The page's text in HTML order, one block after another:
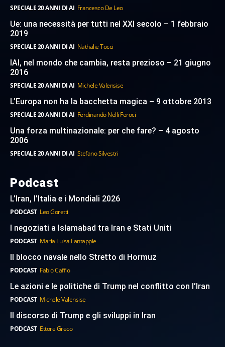
SPECIALE 20 ANNI DI AI Francesco De Leo
Ue: una necessità per tutti nel XXI secolo – 1 febbraio
2019
SPECIALE 20 ANNI DI AI Nathalie Tocci
IAI, nel mondo che cambia, resta prezioso – 21 giugno
2016
SPECIALE 20 ANNI DI AI Michele Valensise
L’Europa non ha la bacchetta magica – 9 ottobre 2013
SPECIALE 20 ANNI DI AI Ferdinando Nelli Feroci
Una forza multinazionale: per che fare? – 4 agosto
2006
SPECIALE 20 ANNI DI AI Stefano Silvestri
Podcast
L’Iran, l’Italia e i Mondiali 2026
PODCAST Leo Goretti
I negoziati a Islamabad tra Iran e Stati Uniti
PODCAST Maria Luisa Fantappie
Il blocco navale nello Stretto di Hormuz
PODCAST Fabio Caffio
Le azioni e le politiche di Trump nel conflitto con l’Iran
PODCAST Michele Valensise
Il discorso di Trump e gli sviluppi in Iran
PODCAST Ettore Greco